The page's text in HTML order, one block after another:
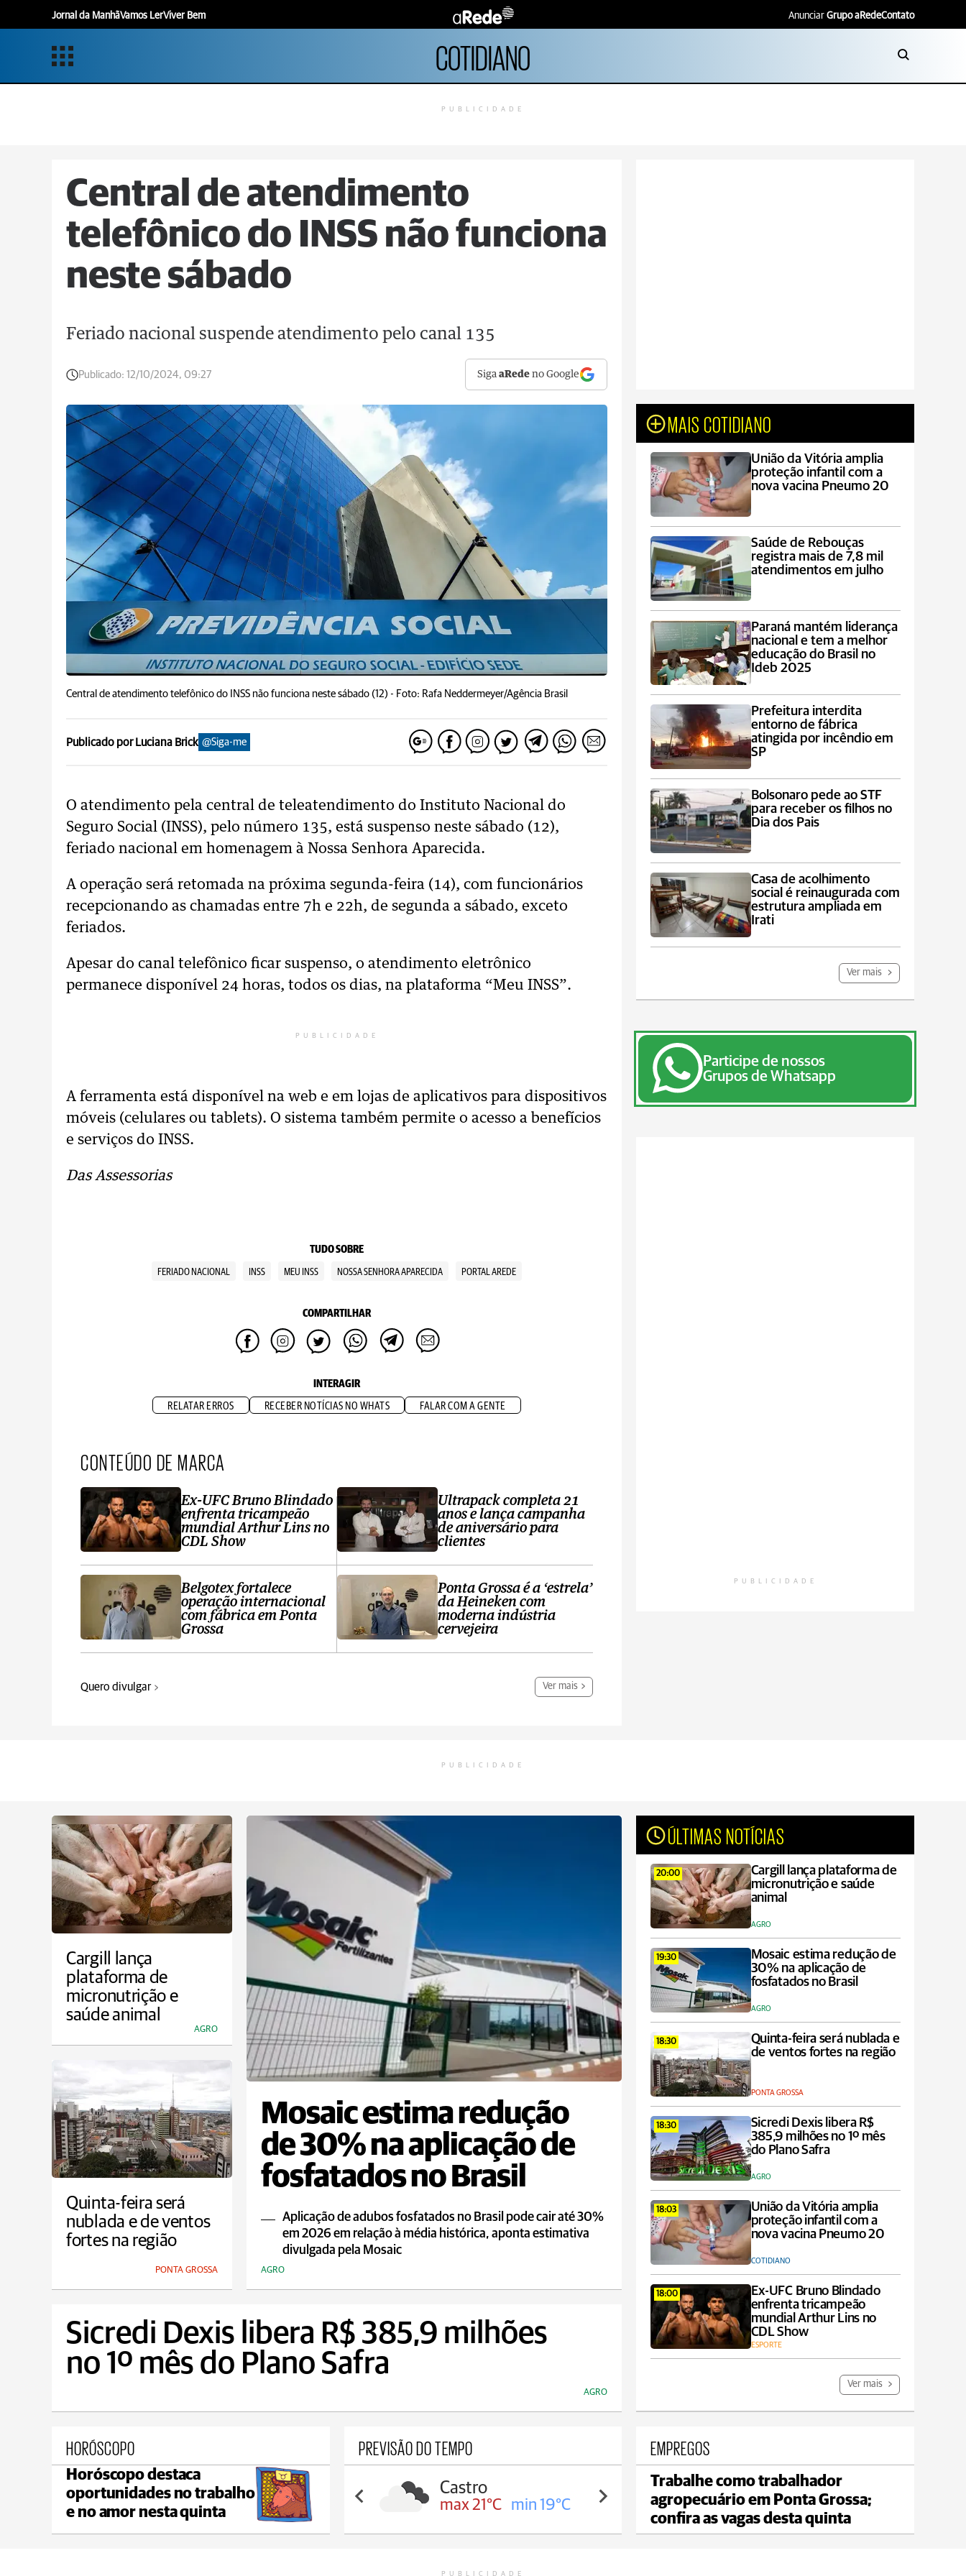
Jornal da ManhãVamos LerViver Bem Anunciar Grupo aRedeContato
COTIDIANO
PUBLICIDADE
Central de atendimento
telefônico do INSS não funciona
neste sábado
Feriado nacional suspende atendimento pelo canal 135
Publicado: 12/10/2024, 09:27 SigaaRede no Google
Central de atendimento telefônico do INSS não funciona neste sábado (12) - Foto: Rafa Neddermeyer/Agência Brasil
Publicado por Luciana Brick @Siga-me
O atendimento pela central de teleatendimento do Instituto Nacional do
Seguro Social (INSS), pelo número 135, está suspenso neste sábado (12),
feriado nacional em homenagem à Nossa Senhora Aparecida.
A operação será retomada na próxima segunda-feira (14), com funcionários
recepcionando as chamadas entre 7h e 22h, de segunda a sábado, exceto
feriados.
Apesar do canal telefônico ficar suspenso, o atendimento eletrônico
permanece disponível 24 horas, todos os dias, na plataforma “Meu INSS”.
PUBLICIDADE
A ferramenta está disponível na web e em lojas de aplicativos para dispositivos
móveis (celulares ou tablets). O sistema também permite o acesso a benefícios
e serviços do INSS.
Das Assessorias
TUDO SOBRE
FERIADO NACIONAL INSS MEU INSS NOSSA SENHORA APARECIDA PORTAL AREDE
COMPARTILHAR
INTERAGIR
RELATAR ERROS RECEBER NOTÍCIAS NO WHATS FALAR COM A GENTE
CONTEÚDO DE MARCA
Ex-UFC Bruno Blindado
enfrenta tricampeão
mundial Arthur Lins no
CDL Show
Belgotex fortalece
operação internacional
com fábrica em Ponta
Grossa
Ultrapack completa 21
anos e lança campanha
de aniversário para
clientes
Ponta Grossa é a ‘estrela’
da Heineken com
moderna indústria
cervejeira
Quero divulgar Ver mais
MAIS COTIDIANO
União da Vitória amplia
proteção infantil com a
nova vacina Pneumo 20
Saúde de Rebouças
registra mais de 7,8 mil
atendimentos em julho
Paraná mantém liderança
nacional e tem a melhor
educação do Brasil no
Ideb 2025
Prefeitura interdita
entorno de fábrica
atingida por incêndio em
SP
Bolsonaro pede ao STF
para receber os filhos no
Dia dos Pais
Casa de acolhimento
social é reinaugurada com
estrutura ampliada em
Irati
Ver mais
Participe de nossos
Grupos de Whatsapp
PUBLICIDADE
PUBLICIDADE
Cargill lança
plataforma de
micronutrição e
saúde animal
AGRO
Mosaic estima redução
de 30% na aplicação de
fosfatados no Brasil
Aplicação de adubos fosfatados no Brasil pode cair até 30%
em 2026 em relação à média histórica, aponta estimativa
divulgada pela Mosaic
AGRO
ÚLTIMAS NOTÍCIAS
20:00
Cargill lança plataforma de
micronutrição e saúde
animal
AGRO
19:30
Mosaic estima redução de
30% na aplicação de
fosfatados no Brasil
AGRO
18:30
Quinta-feira será nublada e
de ventos fortes na região
PONTA GROSSA
18:30
Sicredi Dexis libera R$
385,9 milhões no 1º mês
do Plano Safra
AGRO
18:03
União da Vitória amplia
proteção infantil com a
nova vacina Pneumo 20
COTIDIANO
18:00
Ex-UFC Bruno Blindado
enfrenta tricampeão
mundial Arthur Lins no
CDL Show
ESPORTE
Ver mais
Quinta-feira será
nublada e de ventos
fortes na região
PONTA GROSSA
Sicredi Dexis libera R$ 385,9 milhões
no 1º mês do Plano Safra
AGRO
HORÓSCOPO
Horóscopo destaca
oportunidades no trabalho
e no amor nesta quinta
PREVISÃO DO TEMPO
Castro
max 21°C min 19°C
Carambeí
max 21°C min 18°C
Jaguariaíva
max 21°C min 20°C
EMPREGOS
Trabalhe como trabalhador
agropecuário em Ponta Grossa;
confira as vagas desta quinta
PUBLICIDADE